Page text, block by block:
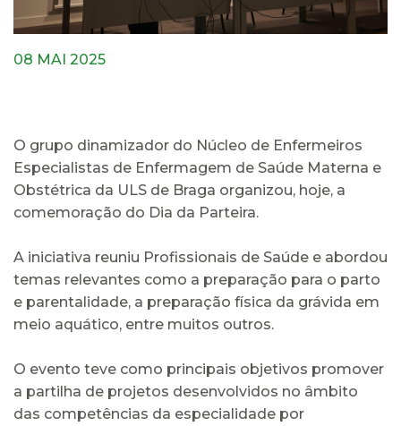
08 MAI 2025
O grupo dinamizador do Núcleo de Enfermeiros
Especialistas de Enfermagem de Saúde Materna e
Obstétrica da ULS de Braga organizou, hoje, a
comemoração do Dia da Parteira.
A iniciativa reuniu Profissionais de Saúde e abordou
temas relevantes como a preparação para o parto
e parentalidade, a preparação física da grávida em
meio aquático, entre muitos outros.
O evento teve como principais objetivos promover
a partilha de projetos desenvolvidos no âmbito
das competências da especialidade por